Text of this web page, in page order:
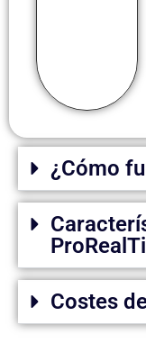
¿Cómo
Costes